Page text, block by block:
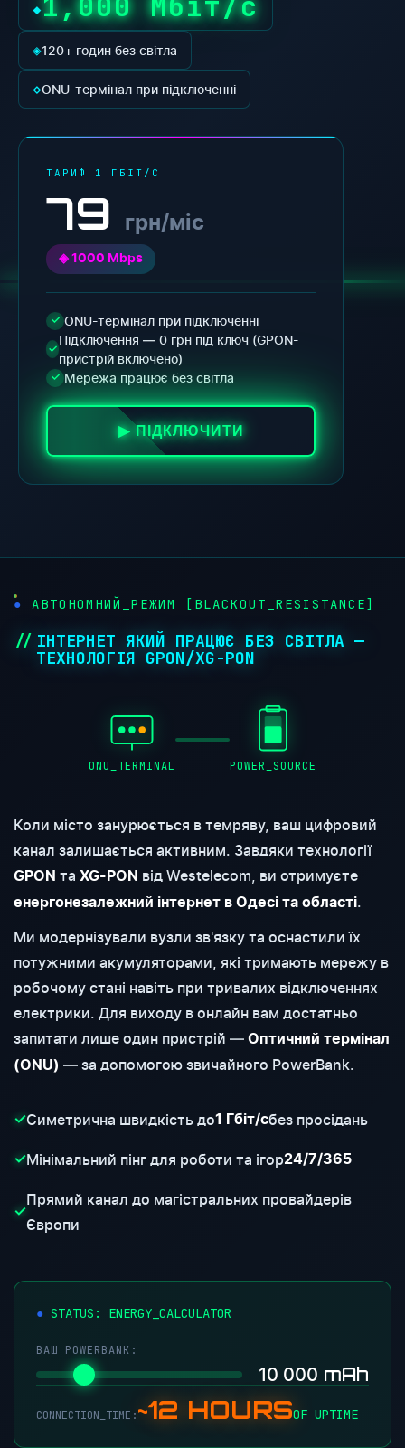
◆
◈120+ годин без світла
◇ONU-термінал при підключенні
ТАРИФ 1 ГБІТ/С
79 грн/міс
◈ 1000 Mbps
✓ ONU-термінал при підключенні
✓
Підключення — 0 грн під ключ (GPON-
пристрій включено)
✓ Мережа працює без світла
▶ ПІДКЛЮЧИТИ
● АВТОНОМНИЙ_РЕЖИМ [BLACKOUT_RESISTANCE]
ІНТЕРНЕТ ЯКИЙ ПРАЦЮЄ БЕЗ СВІТЛА —
ТЕХНОЛОГІЯ GPON/XG-PON
ONU_TERMINAL POWER_SOURCE
Коли місто занурюється в темряву, ваш цифровий
канал залишається активним. Завдяки технології
GPON та XG-PON від Westelecom, ви отримуєте
енергонезалежний інтернет в Одесі та області.
Ми модернізували вузли зв'язку та оснастили їх
потужними акумуляторами, які тримають мережу в
робочому стані навіть при тривалих відключеннях
електрики. Для виходу в онлайн вам достатньо
запитати лише один пристрій — Оптичний термінал
(ONU) — за допомогою звичайного PowerBank.
✓Симетрична швидкість до1 Гбіт/сбез просідань
✓Мінімальний пінг для роботи та ігор24/7/365
✓
Прямий канал до магістральних провайдерів
Європи
● STATUS: ENERGY_CALCULATOR
ВАШ POWERBANK:
10 000 mAh
CONNECTION_TIME:~12 HOURSOF UPTIME